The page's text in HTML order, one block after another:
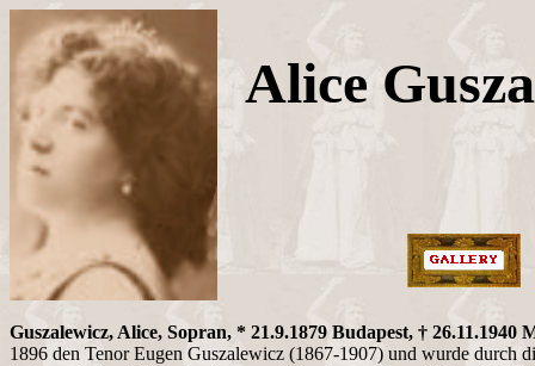
Alice
Guszalewicz, Alice, Sopran, * 21.9.1879 Budapest, † 26.11.1940
1896 den Tenor Eugen Guszalewicz (1867-1907) und wurde durch